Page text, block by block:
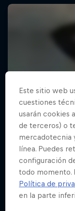
Este sitio web
cuestiones
usarán cookies
de terceros) o
mercadotecnia
línea. Puedes
configuración
todo momento.
Política de
en la parte